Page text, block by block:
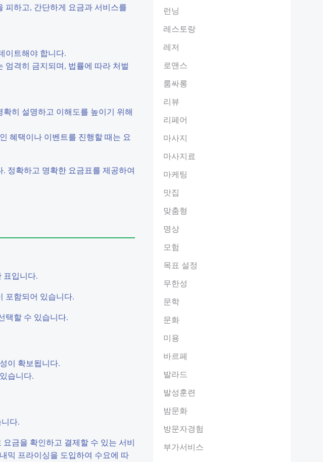
피하고, 간단하게 요금과 서비스를
이트해야 합니다.
엄격히 금지되며, 법률에 따라 처벌
히 설명하고 이해도를 높이기 위해
혜택이나 이벤트를 진행할 때는 요
정확하고 명확한 요금표를 제공하여
표입니다.
포함되어 있습니다.
택할 수 있습니다.
이 확보됩니다.
습니다.
다.
금을 확인하고 결제할 수 있는 서비
믹 프라이싱을 도입하여 수요에 따
런닝
레스토랑
레저
로맨스
룸싸롱
리뷰
리페어
마사지
마사지료
마케팅
맛집
맞춤형
명상
모험
목표 설정
무한성
문학
문화
미용
바르페
발라드
발성훈련
밤문화
방문자경험
부가서비스